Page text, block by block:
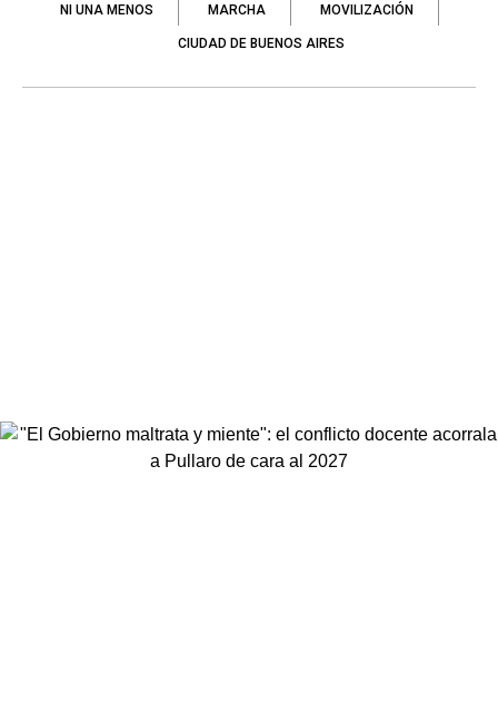
NI UNA MENOS MARCHA MOVILIZACIÓN
CIUDAD DE BUENOS AIRES